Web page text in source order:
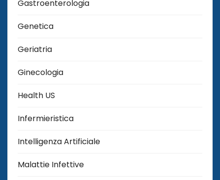
Gastroenterologia
Genetica
Geriatria
Ginecologia
Health US
Infermieristica
Intelligenza Artificiale
Malattie Infettive